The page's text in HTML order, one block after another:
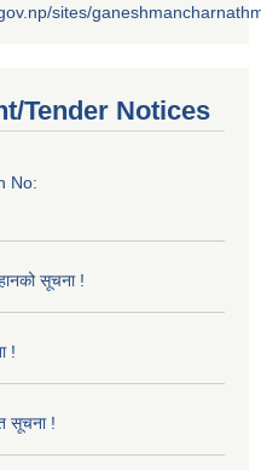
sites/
Tender Notices
No:
सूचना !
!
सूचना !